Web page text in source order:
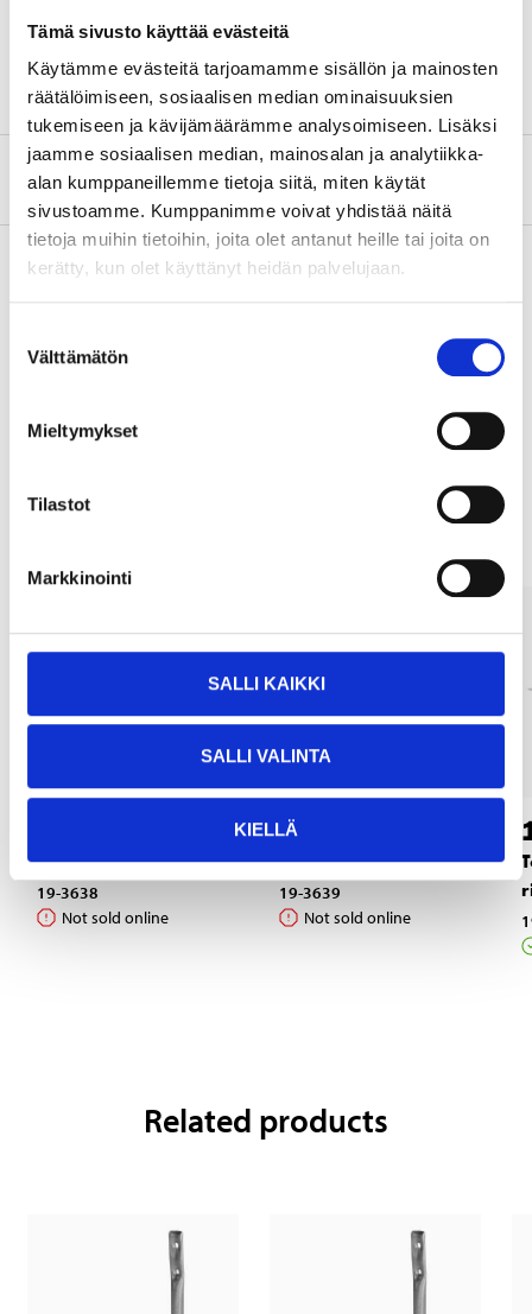
Tämä sivusto käyttää evästeitä
Käytämme evästeitä tarjoamamme sisällön ja mainosten
räätälöimiseen, sosiaalisen median ominaisuuksien
tukemiseen ja kävijämäärämme analysoimiseen. Lisäksi
jaamme sosiaalisen median, mainosalan ja analytiikka-
alan kumppaneillemme tietoja siitä, miten käytät
sivustoamme. Kumppanimme voivat yhdistää näitä
tietoja muihin tietoihin, joita olet antanut heille tai joita on
kerätty, kun olet käyttänyt heidän palvelujaan.
valinta
Välttämätön
Mieltymykset
Tilastot
Markkinointi
SALLI KAIKKI
SALLI VALINTA
KIELLÄ
About the manufacturer
Pay & Collect in your local store within 2 hours!
Other customers also bought
Socket holder, 1/4"
19-3638
Not sold online
2
Socket holder, 3/8"
19-3639
Not sold online
Related products